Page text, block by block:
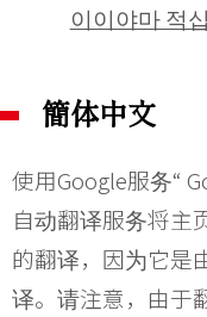
이이야마 적
簡体中文
使用Google服务“
自动翻译服务将主
的翻译，因为它是
译。请注意，由于